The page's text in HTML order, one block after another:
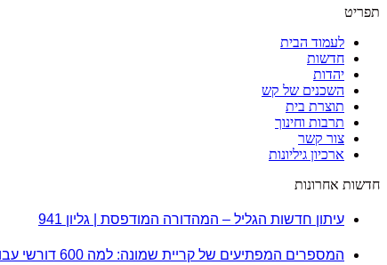
תפריט
לעמוד הבית
חדשות
יהדות
השכנים של קש
תוצרת בית
תרבות וחינוך
צור קשר
ארכיון גיליונות
חדשות אחרונות
עיתון חדשות הגליל – המהדורה המודפסת | גליון 941
המספרים המפתיעים של קריית שמונה: למה 600 דורשי עבודה הם לא מה שחשבתם?